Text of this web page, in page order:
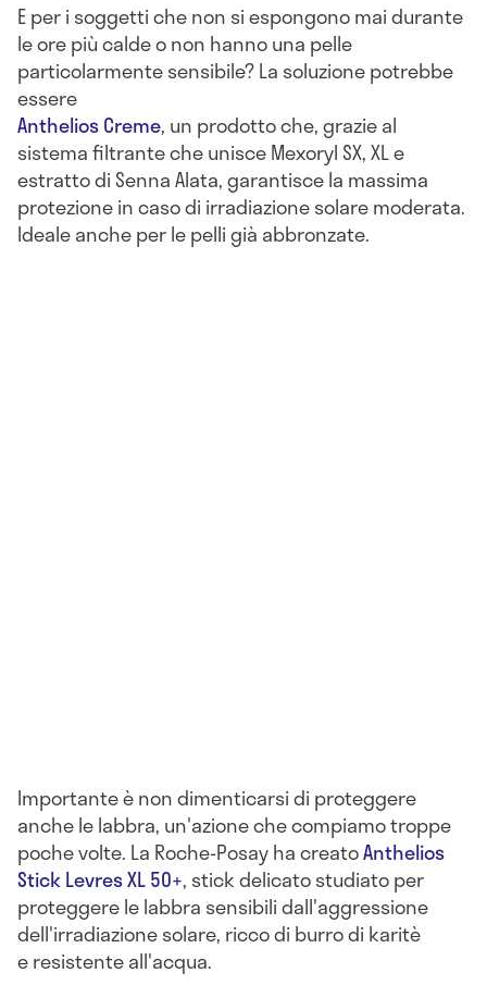
E per i soggetti che non si espongono mai durante
le ore più calde o non hanno una pelle
particolarmente sensibile? La soluzione potrebbe
essere
Anthelios Creme, un prodotto che, grazie al
sistema filtrante che unisce Mexoryl SX, XL e
estratto di Senna Alata, garantisce la massima
protezione in caso di irradiazione solare moderata.
Ideale anche per le pelli già abbronzate.
Importante è non dimenticarsi di proteggere
anche le labbra, un'azione che compiamo troppe
poche volte. La Roche-Posay ha creatoAnthelios
Stick Levres XL 50+, stick delicato studiato per
proteggere le labbra sensibili dall'aggressione
dell'irradiazione solare, ricco di burro di karitè
e resistente all'acqua.